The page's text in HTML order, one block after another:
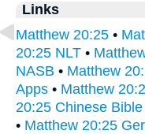
Links
Matthew 20:25 •
20:25 NLT •
NASB • Matthew
Apps • Matthew
20:25 Chinese Bible
• Matthew 20:25